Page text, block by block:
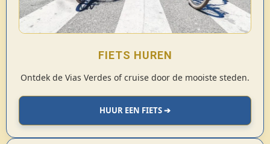
FIETS HUREN
Ontdek de Vias Verdes of cruise door de mooiste steden.
HUUR EEN FIETS ➔